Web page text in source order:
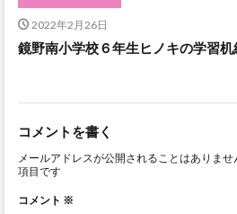
2022年2月26日
鏡野南小学校６年生ヒノキの学習
コメントを書く
メールアドレスが公開されることはありませ
項目です
コメント ※